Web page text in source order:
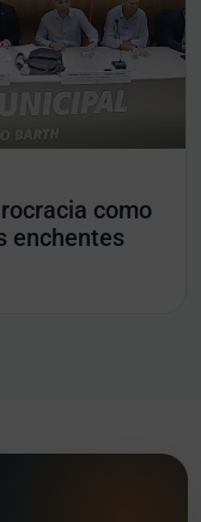
como
enchentes